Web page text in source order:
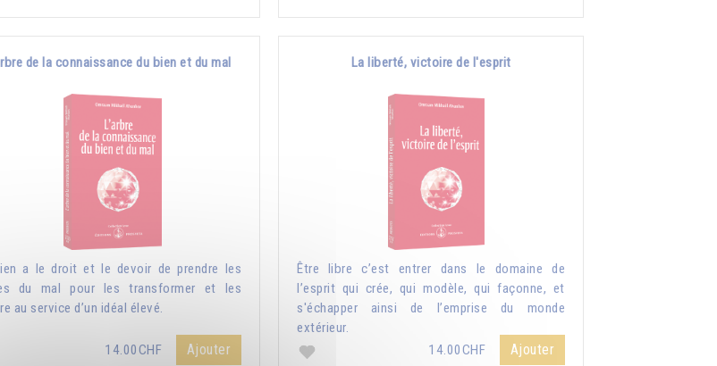
de la connaissance du bien et du mal
a le droit et le devoir de prendre les
du mal pour les transformer et les
au service d’un idéal élevé.
14.00CHF Ajouter
La liberté, victoire de l'esprit
Être libre c’est entrer dans le domaine de
l’esprit qui crée, qui modèle, qui façonne, et
s'échapper ainsi de l’emprise du monde
extérieur.
14.00CHF
Ajouter